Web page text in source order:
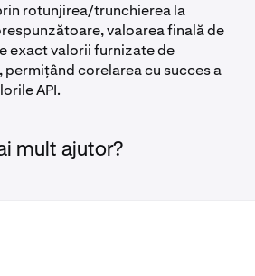
rotunjirea/trunchierea la
valoarea finală de
exact valorii furnizate de
corelarea cu succes a
API.
mult ajutor?